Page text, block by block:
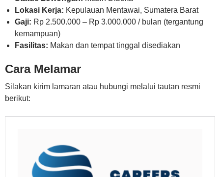
Lokasi Kerja: Kepulauan Mentawai, Sumatera Barat
Gaji: Rp 2.500.000 – Rp 3.000.000 / bulan (tergantung
kemampuan)
Fasilitas: Makan dan tempat tinggal disediakan
Cara Melamar
Silakan kirim lamaran atau hubungi melalui tautan resmi
berikut: